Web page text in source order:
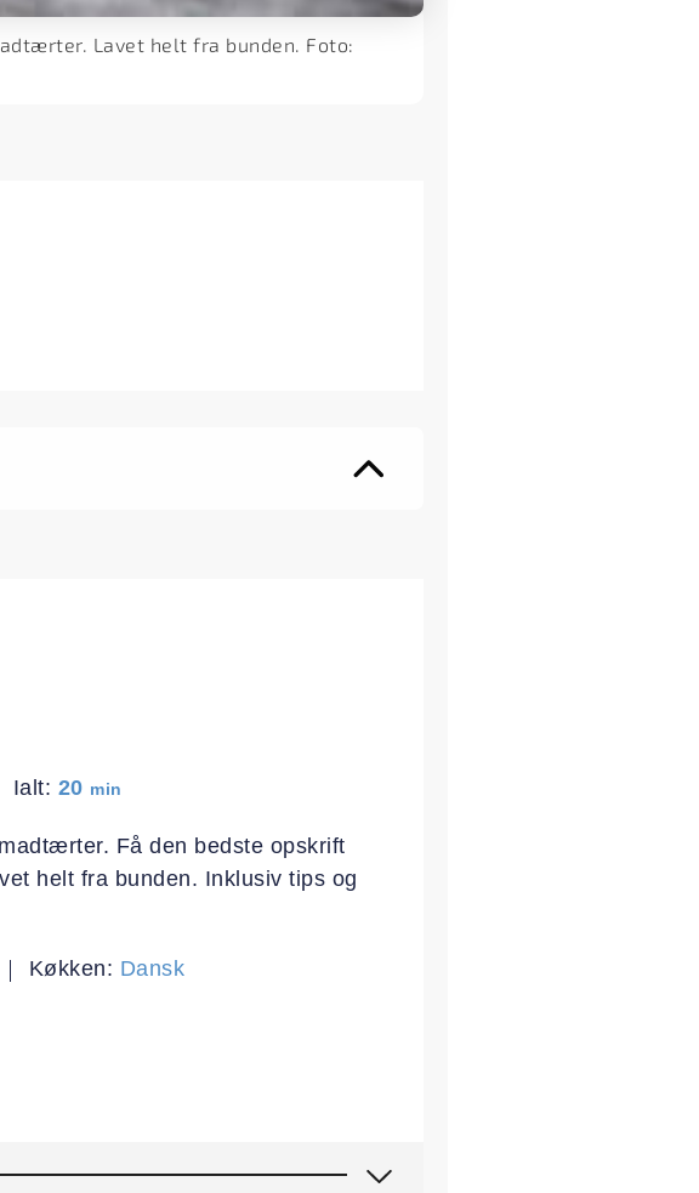
Lavet helt fra bunden. Foto:
Ialt: 20minutter
min
Få den bedste opskrift
helt fra bunden. Inklusiv tips og
Køkken: Dansk